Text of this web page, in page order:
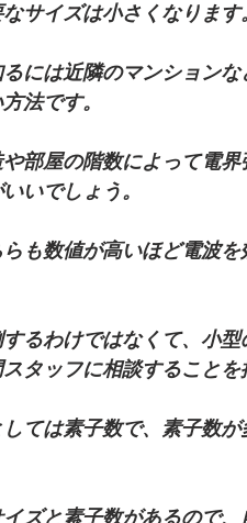
サイズは小さくなります
近隣のマンションな
法です。
の階数によって電界
いでしょう。
値が高いほど電波を
けではなくて、小型
タッフに相談することを
素子数で、素子数が
素子数があるので、